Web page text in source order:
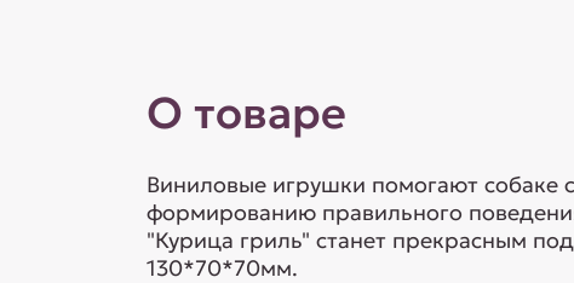
О товаре
Виниловые игрушки помогают собаке
формированию правильного
"Курица гриль" станет прекрасным
130*70*70мм.